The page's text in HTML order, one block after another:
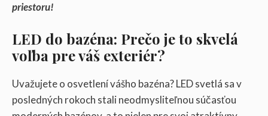
priestoru!
LED do bazéna: Prečo je to skvelá
voľba pre váš exteriér?
Uvažujete o osvetlení vášho bazéna? LED svetlá sa v
posledných rokoch stali neodmysliteľnou súčasťou